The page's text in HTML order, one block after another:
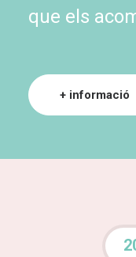
que els
+ informació